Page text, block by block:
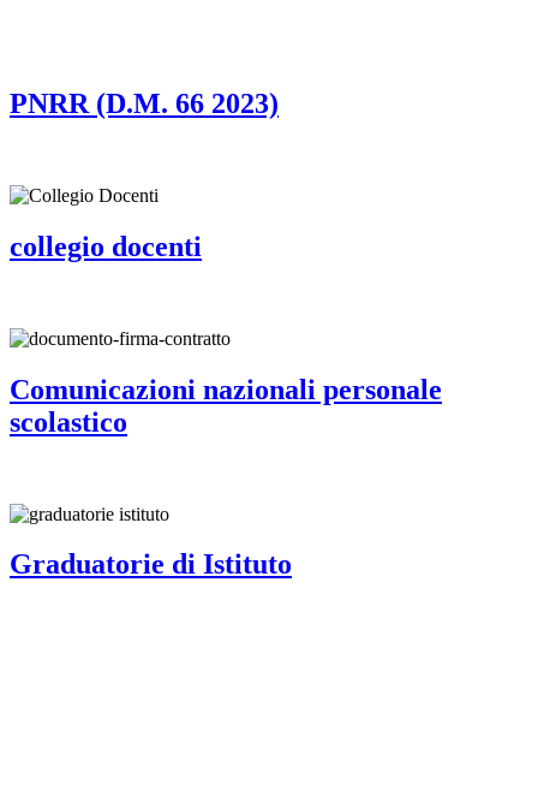
PNRR (D.M. 66 2023)
collegio docenti
Comunicazioni nazionali personale
scolastico
Graduatorie di Istituto